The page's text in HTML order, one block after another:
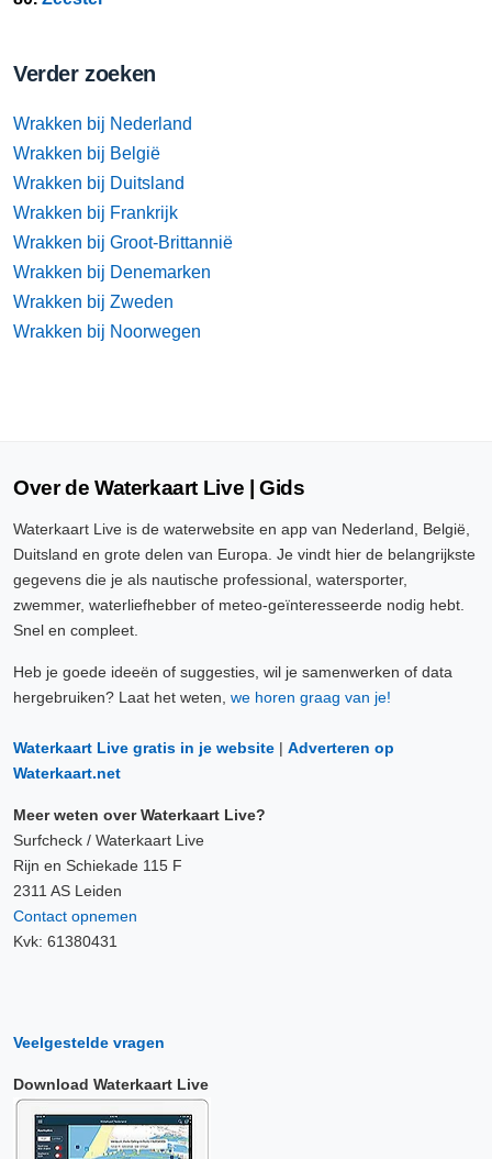
Verder zoeken
Wrakken bij Nederland
Wrakken bij België
Wrakken bij Duitsland
Wrakken bij Frankrijk
Wrakken bij Groot-Brittannië
Wrakken bij Denemarken
Wrakken bij Zweden
Wrakken bij Noorwegen
Over de Waterkaart Live | Gids
Waterkaart Live is de waterwebsite en app van Nederland, België,
Duitsland en grote delen van Europa. Je vindt hier de belangrijkste
gegevens die je als nautische professional, watersporter,
zwemmer, waterliefhebber of meteo-geïnteresseerde nodig hebt.
Snel en compleet.
Heb je goede ideeën of suggesties, wil je samenwerken of data
hergebruiken? Laat het weten, we horen graag van je!
Waterkaart Live gratis in je website | Adverteren op
Waterkaart.net
Meer weten over Waterkaart Live?
Surfcheck / Waterkaart Live
Rijn en Schiekade 115 F
2311 AS Leiden
Contact opnemen
Kvk: 61380431
Veelgestelde vragen
Download Waterkaart Live